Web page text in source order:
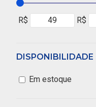
R$ R$
DISPONIBILIDADE
Em estoque